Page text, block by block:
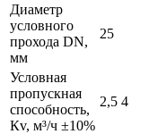
Диаметр
условного
прохода DN,
мм
25
Условная
пропускная
способность,
Кv, м³/ч ±10%
2,5 4